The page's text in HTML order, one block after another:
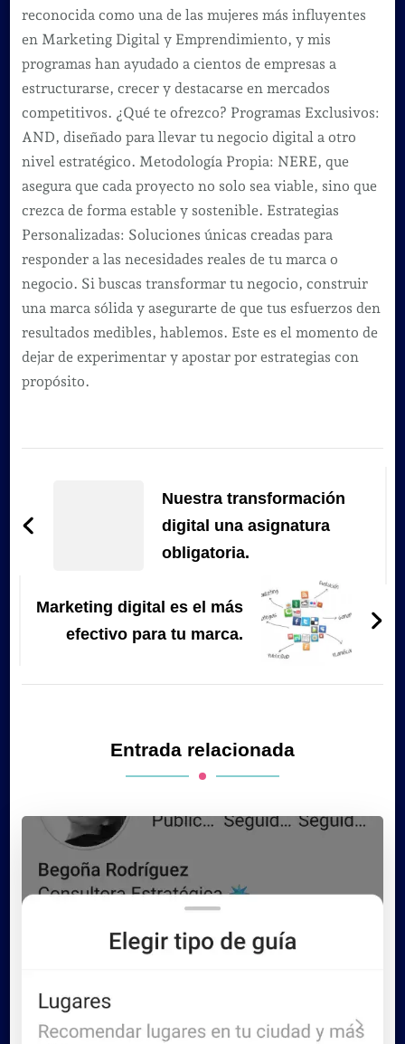
reconocida como una de las mujeres más influyentes
en Marketing Digital y Emprendimiento, y mis
programas han ayudado a cientos de empresas a
estructurarse, crecer y destacarse en mercados
competitivos. ¿Qué te ofrezco? Programas Exclusivos:
AND, diseñado para llevar tu negocio digital a otro
nivel estratégico. Metodología Propia: NERE, que
asegura que cada proyecto no solo sea viable, sino que
crezca de forma estable y sostenible. Estrategias
Personalizadas: Soluciones únicas creadas para
responder a las necesidades reales de tu marca o
negocio. Si buscas transformar tu negocio, construir
una marca sólida y asegurarte de que tus esfuerzos den
resultados medibles, hablemos. Este es el momento de
dejar de experimentar y apostar por estrategias con
propósito.
entradas
Nuestra transformación
digital una asignatura
obligatoria.
Marketing digital es el más
efectivo para tu marca.
Entrada relacionada